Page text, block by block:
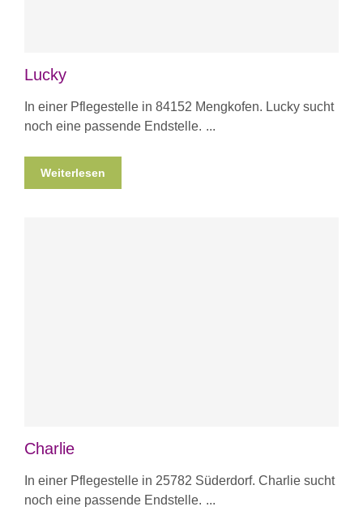
Lucky
In einer Pflegestelle in 84152 Mengkofen. Lucky sucht
noch eine passende Endstelle.
Weiterlesen
Charlie
In einer Pflegestelle in 25782 Süderdorf. Charlie sucht
noch eine passende Endstelle.